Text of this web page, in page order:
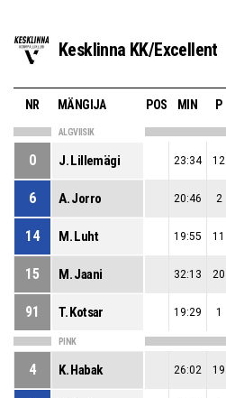
Kesklinna KK/Excellent
NR MÄNGIJA POS MIN P
ALGVIISIK
0 J. Lillemägi 23:34 12
6 A. Jorro 20:46 2
14 M. Luht 19:55 11
15 M. Jaani 32:13 20
91 T. Kotsar 19:29 1
PINK
4 K. Habak 26:02 19